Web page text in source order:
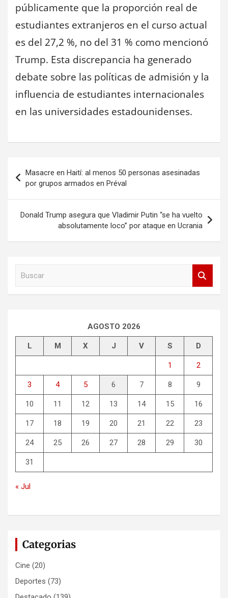
públicamente que la proporción real de
estudiantes extranjeros en el curso actual
es del 27,2 %, no del 31 % como mencionó
Trump. Esta discrepancia ha generado
debate sobre las políticas de admisión y la
influencia de estudiantes internacionales
en las universidades estadounidenses.
Navegación
de
entradas
Masacre en Haití: al menos 50 personas asesinadas
por grupos armados en Préval
Donald Trump asegura que Vladimir Putin “se ha vuelto
absolutamente loco” por ataque en Ucrania
AGOSTO 2026
L M X J V S D
1 2
3 4 5 6 7 8 9
10 11 12 13 14 15 16
17 18 19 20 21 22 23
24 25 26 27 28 29 30
31
« Jul
Categorias
Cine (20)
Deportes (73)